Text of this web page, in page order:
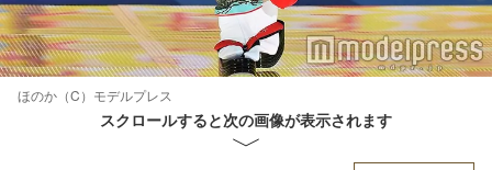
ほのか（C）モデルプレス
スクロールすると次の画像が表示されます